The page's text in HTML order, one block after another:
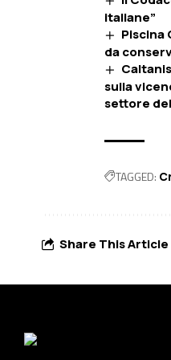
italiane”
Piscina
da
sulla
settore
TAGGED:
Share This Article